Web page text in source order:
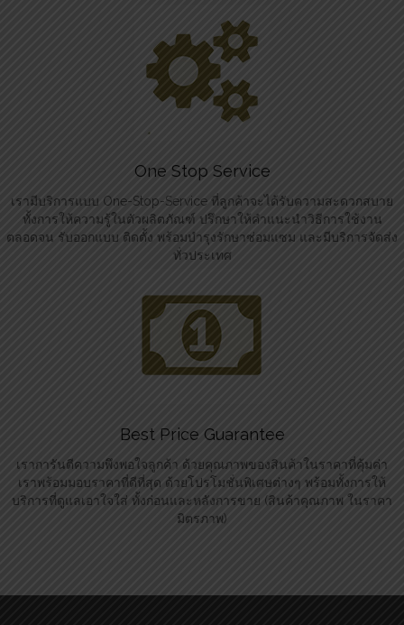
One Stop Service
เรามีบริการแบบ One-Stop-Service ที่ลูกค้าจะได้รับความสะดวกสบาย
ทั้งการให้ความรู้ในตัวผลิตภัณฑ์ ปรึกษาให้คำแนะนำวิธีการใช้งาน
ตลอดจน รับออกแบบ ติดตั้ง พร้อมบำรุงรักษาซ่อมแซม และมีบริการจัดส่ง
ทั่วประเทศ
Best Price Guarantee
เราการันตีความพึงพอใจลูกค้า ด้วยคุณภาพของสินค้าในราคาที่คุ้มค่า
เราพร้อมมอบราคาที่ดีที่สุด ด้วยโปรโมชั่นพิเศษต่างๆ พร้อมทั้งการให้
บริการที่ดูแลเอาใจใส่ ทั้งก่อนและหลังการขาย (สินค้าคุณภาพ ในราคา
มิตรภาพ)